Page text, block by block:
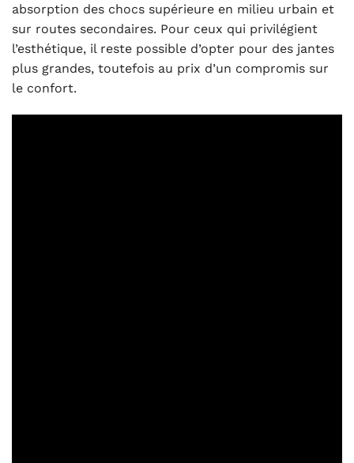
absorption des chocs supérieure en milieu urbain et
sur routes secondaires. Pour ceux qui privilégient
l’esthétique, il reste possible d’opter pour des jantes
plus grandes, toutefois au prix d’un compromis sur
le confort.